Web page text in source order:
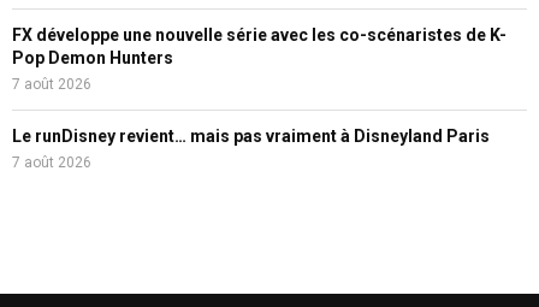
FX développe une nouvelle série avec les co-scénaristes de K-
Pop Demon Hunters
7 août 2026
Le runDisney revient… mais pas vraiment à Disneyland Paris
7 août 2026